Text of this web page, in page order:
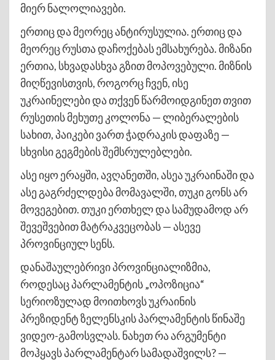
მიერ ნალოლიავები.
ერთიც და მეორეც ანტირუსულია. ერთიც და
მეორეც რუსთა დაჩოქებას ემსახურება. მიზანი
ერთია, სხვადასხვა გზით მოპოვებული. მიზნის
მიღწევისთვის, როგორც ჩვენ, ისე
უკრაინელები და თქვენ წარმოიდგინეთ თვით
რუსეთის მეხუთე კოლონა — ლიბერალების
სახით, პაიკები ვართ ჭადრაკის დაფაზე —
სხვისი გეგმების შემსრულებლები.
ასე იყო ერაყში, ავღანეთში, ასეა უკრაინაში და
ასე გაგრძელდება მომავალში, თუკი გონს არ
მოვეგებით. თუკი ერთხელ და სამუდამოდ არ
შევეშვებით მატრაკვეცობას — ასევე
პროვინციულ სენს.
დანაშაულებრივი პროვინციალიზმია,
როდესაც პარლამენტის „ოპოზიცია“
სერიოზულად მოითხოვს უკრაინის
პრეზიდენტ ზელენსკის პარლამენტის წინაშე
ვიდეო-გამოსვლას. ნახეთ რა არგუმენტი
მოჰყავს პარლამენტარ სამადაშვილს? —